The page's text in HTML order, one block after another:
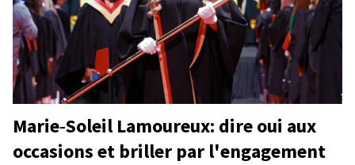
Marie‑Soleil Lamoureux: dire oui aux
occasions et briller par l'engagement